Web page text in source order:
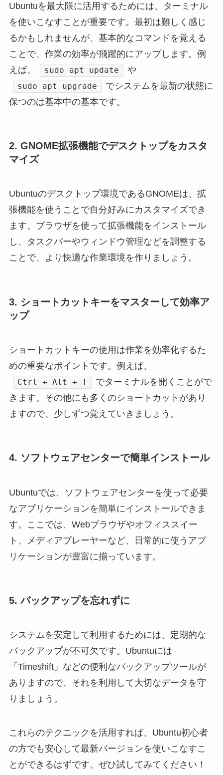
Ubuntuを最大限に活用するためには、ターミナル
を使いこなすことが重要です。最初は難しく感じ
るかもしれませんが、基本的なコマンドを覚える
ことで、作業の効率が飛躍的にアップします。例
えば、
sudo apt update や
sudo apt upgrade
でシステムを最新の状態に
保つのは基本中の基本です。
2. GNOME拡張機能でデスクトップをカスタ
マイズ
Ubuntuのデスクトップ環境であるGNOMEは、拡
張機能を使うことで自分好みにカスタマイズでき
ます。ブラウザを使って拡張機能をインストール
し、タスクバーやウィンドウ管理などを調整する
ことで、より快適な作業環境を作りましょう。
3. ショートカットキーをマスターして効率ア
ップ
ショートカットキーの使用は作業を効率化するた
めの重要なポイントです。例えば、
Ctrl + Alt + T
でターミナルを開くことがで
きます。その他にも多くのショートカットがあり
ますので、少しずつ覚えていきましょう。
4. ソフトウェアセンターで簡単インストール
Ubuntuでは、ソフトウェアセンターを使って必要
なアプリケーションを簡単にインストールできま
す。ここでは、Webブラウザやオフィススイー
ト、メディアプレーヤーなど、日常的に使うアプ
リケーションが豊富に揃っています。
5. バックアップを忘れずに
システムを安定して利用するためには、定期的な
バックアップが不可欠です。Ubuntuには
「Timeshift」などの便利なバックアップツールが
ありますので、それを利用して大切なデータを守
りましょう。
これらのテクニックを活用すれば、Ubuntu初心者
の方でも安心して最新バージョンを使いこなすこ
とができるはずです。ぜひ試してみてください！